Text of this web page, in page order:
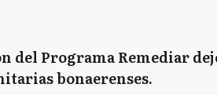
del Programa Remediar
bonaerenses.